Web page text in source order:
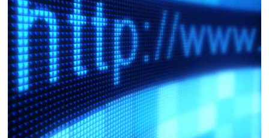
de
Marketing
en
Colombia